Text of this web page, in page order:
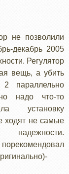
не позволили
декабрь 2005
Регулятор
вещь, а убить
2 параллельно
надо что-то
установку
ходят не самые
порекомендовал
-